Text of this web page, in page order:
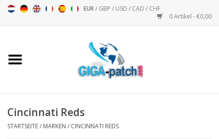
EUR/ GBP / USD / CAD / CHF
0 Artikel - €0,00
Motorsport - Sport
Cincinnati Reds
STARTSEITE/ MARKEN / CINCINNATI REDS